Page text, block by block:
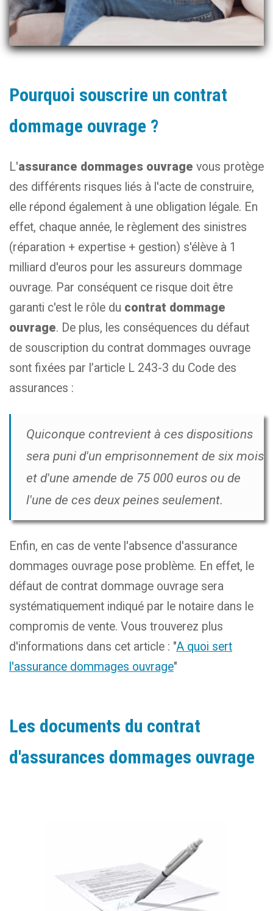
Pourquoi souscrire un contrat
dommage ouvrage ?
L'assurance dommages ouvrage vous protège
des différents risques liés à l'acte de construire,
elle répond également à une obligation légale. En
effet, chaque année, le règlement des sinistres
(réparation + expertise + gestion) s'élève à 1
milliard d'euros pour les assureurs dommage
ouvrage. Par conséquent ce risque doit être
garanti c'est le rôle du contrat dommage
ouvrage. De plus, les conséquences du défaut
de souscription du contrat dommages ouvrage
sont fixées par l’article L 243-3 du Code des
assurances :
Quiconque contrevient à ces dispositions
sera puni d'un emprisonnement de six mois
et d'une amende de 75 000 euros ou de
l'une de ces deux peines seulement.
Enfin, en cas de vente l'absence d'assurance
dommages ouvrage pose problème. En effet, le
défaut de contrat dommage ouvrage sera
systématiquement indiqué par le notaire dans le
compromis de vente. Vous trouverez plus
d'informations dans cet article : "A quoi sert
l'assurance dommages ouvrage"
Les documents du contrat
d'assurances dommages ouvrage